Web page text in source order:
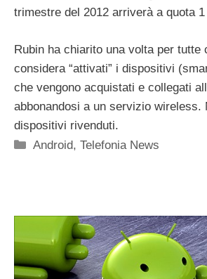
trimestre del 2012 arriverà a quota
Rubin ha chiarito una volta per tutte
considera “attivati” i dispositivi
che vengono acquistati e collegati
abbonandosi a un servizio wireless.
dispositivi rivenduti.
Categorie
Android,Telefonia News